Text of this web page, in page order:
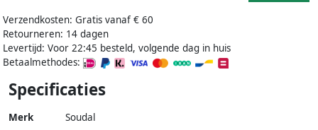
Verzendkosten: Gratis vanaf € 60
Retourneren: 14 dagen
Levertijd: Voor 22:45 besteld, volgende dag in huis
Betaalmethodes:
Specificaties
Merk Soudal